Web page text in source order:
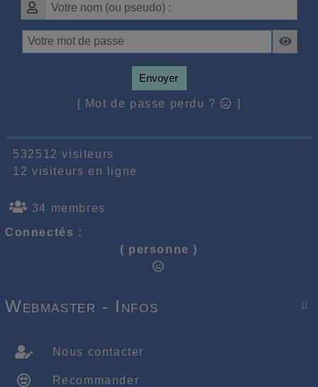
Envoyer
[ Mot de passe perdu ? ]
532512 visiteurs
12 visiteurs en ligne
34 membres
Connectés :
( personne )

Webmaster - Infos
Nous contacter
Recommander